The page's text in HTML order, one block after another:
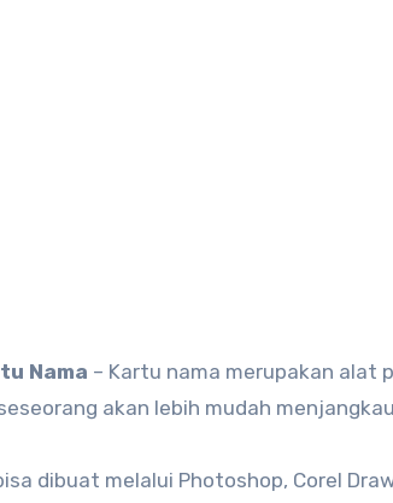
Nama – Kartu nama merupakan alat
akan lebih mudah
dibuat melalui Photoshop, Corel